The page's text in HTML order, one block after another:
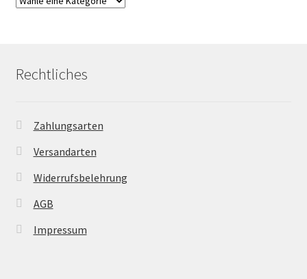
Rechtliches
Zahlungsarten
Versandarten
Widerrufsbelehrung
AGB
Impressum